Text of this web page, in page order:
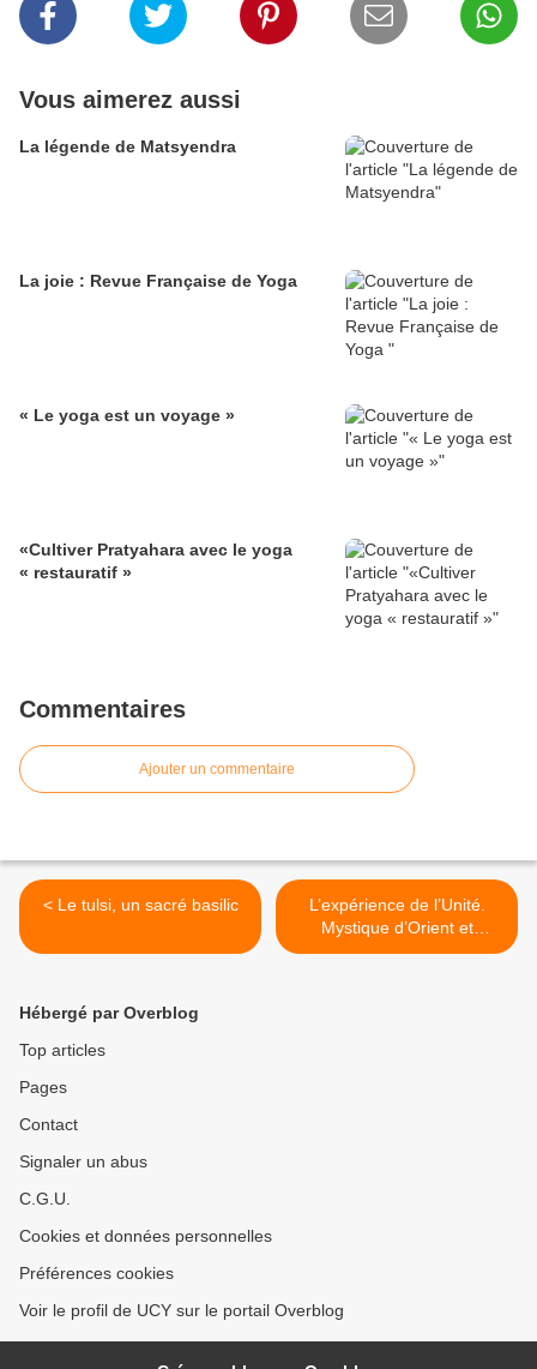
Vous aimerez aussi
La légende de Matsyendra
La joie : Revue Française de Yoga
« Le yoga est un voyage »
«Cultiver Pratyahara avec le yoga
« restauratif »
Commentaires
Ajouter un commentaire
< Le tulsi, un sacré basilic
L’expérience de l’Unité.
Mystique d’Orient et
d’Occident >
Hébergé par Overblog
Top articles
Pages
Contact
Signaler un abus
C.G.U.
Cookies et données personnelles
Préférences cookies
Voir le profil de UCY sur le portail Overblog